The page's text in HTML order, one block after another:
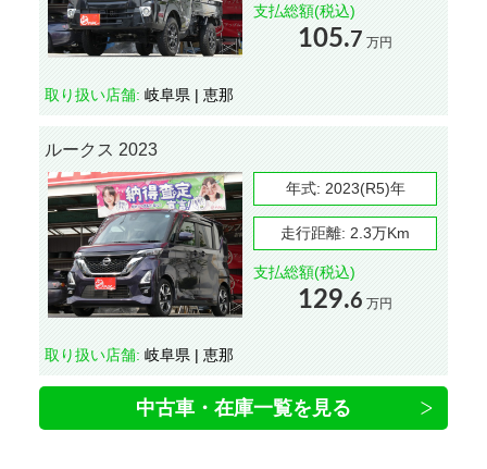
支払総額(税込)
105.7 万円
取り扱い店舗: 岐阜県 | 恵那
ルークス 2023
年式: 2023(R5)年
走行距離: 2.3万Km
支払総額(税込)
129.6 万円
取り扱い店舗: 岐阜県 | 恵那
中古車・在庫一覧を見る